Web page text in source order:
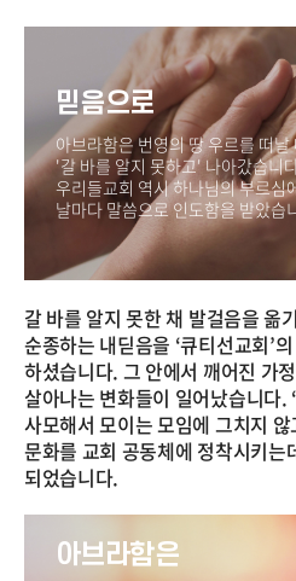
믿음으로
아브라함은 번영의 땅 우르를 떠날
'갈 바를 알지 못하고' 나아갔습니
우리들교회 역시 하나님의 부르심
날마다 말씀으로 인도함을 받았습
갈 바를 알지 못한 채 발걸음을 옮
순종하는 내딛음을 ‘큐티선교회’
하셨습니다. 그 안에서 깨어진 가
살아나는 변화들이 일어났습니다.
사모해서 모이는 모임에 그치지
문화를 교회 공동체에 정착시키는
되었습니다.
아브라함은